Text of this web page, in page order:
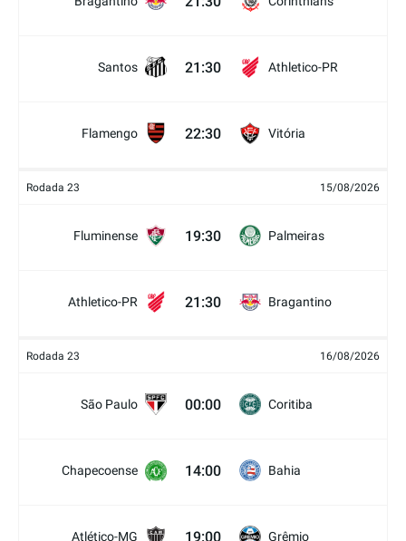
Santos 21:30 Athletico-PR
Flamengo 22:30 Vitória
Rodada 23 15/08/2026
Fluminense 19:30 Palmeiras
Athletico-PR 21:30 Bragantino
Rodada 23 16/08/2026
São Paulo 00:00 Coritiba
Chapecoense 14:00 Bahia
Atlético-MG 19:00 Grêmio